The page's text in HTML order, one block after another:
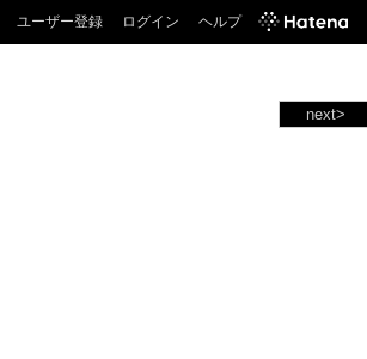
ユーザー登録 ログイン ヘルプ
next>